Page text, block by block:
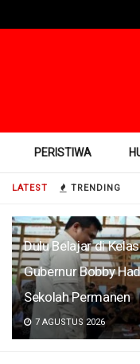
LATEST TRENDING
Dulu Belajar di
Gubernur Bobby
Sekolah Permanen
7 AGUSTUS 2026
PERISTIWA